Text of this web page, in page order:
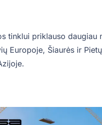
tinklui priklauso daugiau
Europoje, Šiaurės ir